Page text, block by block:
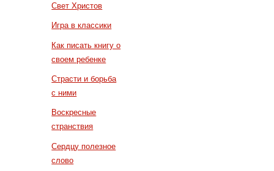
Свет Христов
Игра в классики
Как писать книгу о
своем ребенке
Страсти и борьба
с ними
Воскресные
странствия
Сердцу полезное
слово